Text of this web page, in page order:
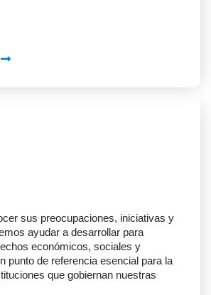
sus preocupaciones, iniciativas y
ayudar a desarrollar para
económicos, sociales y
punto de referencia esencial para la
que gobiernan nuestras